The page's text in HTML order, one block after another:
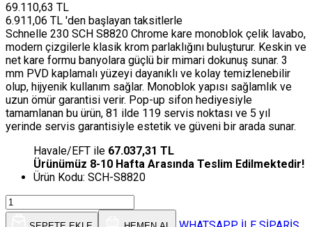
69.110,63 TL
6.911,06 TL 'den başlayan taksitlerle
Schnelle 230 SCH S8820 Chrome kare monoblok çelik lavabo,
modern çizgilerle klasik krom parlaklığını buluşturur. Keskin ve
net kare formu banyolara güçlü bir mimari dokunuş sunar. 3
mm PVD kaplamalı yüzeyi dayanıklı ve kolay temizlenebilir
olup, hijyenik kullanım sağlar. Monoblok yapısı sağlamlık ve
uzun ömür garantisi verir. Pop-up sifon hediyesiyle
tamamlanan bu ürün, 81 ilde 119 servis noktası ve 5 yıl
yerinde servis garantisiyle estetik ve güveni bir arada sunar.
Havale/EFT ile 67.037,31 TL
Ürünümüz 8-10 Hafta Arasında Teslim Edilmektedir!
Ürün Kodu: SCH-S8820